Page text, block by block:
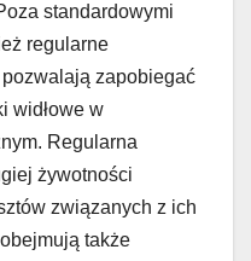
standardowymi
regularne
zapobiegać
widłowe w
Regularna
żywotności
związanych z ich
także